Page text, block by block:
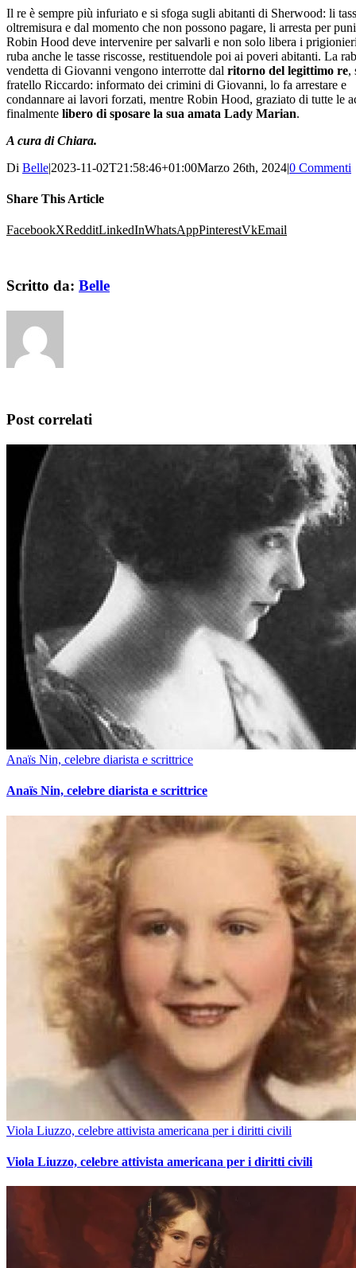
Il re è sempre più infuriato e si sfoga sugli abitanti di Sherwood: li
oltremisura e dal momento che non possono pagare, li arresta per
Robin Hood deve intervenire per salvarli e non solo libera i
ruba anche le tasse riscosse, restituendole poi ai poveri abitanti. La
vendetta di Giovanni vengono interrotte dal ritorno del legittimo re,
fratello Riccardo: informato dei crimini di Giovanni, lo fa arrestare e
condannare ai lavori forzati, mentre Robin Hood, graziato di tutte le
finalmente libero di sposare la sua amata Lady Marian.
A cura di Chiara.
Di Belle|2023-11-02T21:58:46+01:00Marzo 26th, 2024|0 Commenti
Share This Article
FacebookXRedditLinkedInWhatsAppPinterestVkEmail
Scritto da: Belle
Post correlati
Anaïs Nin, celebre diarista e scrittrice
Anaïs Nin, celebre diarista e scrittrice
Viola Liuzzo, celebre attivista americana per i diritti civili
Viola Liuzzo, celebre attivista americana per i diritti civili